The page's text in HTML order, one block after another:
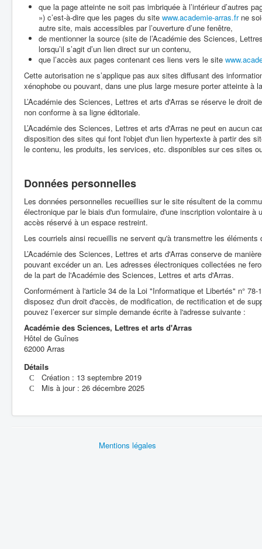
que la page atteinte ne soit pas imbriquée à l’intérieur d’autres
») c’est-à-dire que les pages du site www.academie-arras.frne
autre site, mais accessibles par l’ouverture d’une fenêtre,
de mentionner la source (site de l’Académie des Sciences,
lorsqu’il s’agit d’un lien direct sur un contenu,
que l’accès aux pages contenant ces liens vers le site
Cette autorisation ne s’applique pas aux sites diffusant des
xénophobe ou pouvant, dans une plus large mesure porter atteinte à
L’Académie des Sciences, Lettres et arts d'Arras se réserve le droit
non conforme à sa ligne éditoriale.
L’Académie des Sciences, Lettres et arts d'Arras ne peut en aucun
disposition des sites qui font l'objet d'un lien hypertexte à partir des
le contenu, les produits, les services, etc. disponibles sur ces sites
Données personnelles
Les données personnelles recueillies sur le site résultent de la
électronique par le biais d'un formulaire, d'une inscription volontaire
accès réservé à un espace restreint.
Les courriels ainsi recueillis ne servent qu'à transmettre les éléments
L’Académie des Sciences, Lettres et arts d'Arras conserve de
pouvant excéder un an. Les adresses électroniques collectées ne
de la part de l'Académie des Sciences, Lettres et arts d'Arras.
Conformément à l'article 34 de la Loi "Informatique et Libertés" n°
disposez d'un droit d'accès, de modification, de rectification et de
pouvez l’exercer sur simple demande écrite à l'adresse suivante :
Académie des Sciences, Lettres et arts d'Arras
Hôtel de Guînes
62000 Arras
Détails
Création : 13 septembre 2019
Mis à jour : 26 décembre 2025
Mentions légales